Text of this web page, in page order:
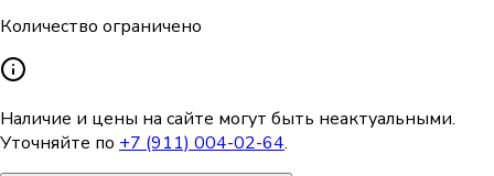
Количество ограничено
Наличие и цены на сайте могут быть неактуальными.
Уточняйте по +7 (911) 004-02-64.